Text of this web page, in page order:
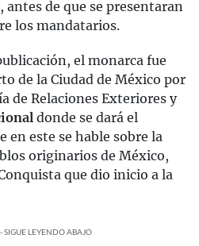
antes de que se presentaran
los mandatarios.
el monarca fue
de la Ciudad de México por
de Relaciones Exteriores y
donde se dará el
en este se hable sobre la
originarios de México,
que dio inicio a la
SIGUE LEYENDO ABAJO